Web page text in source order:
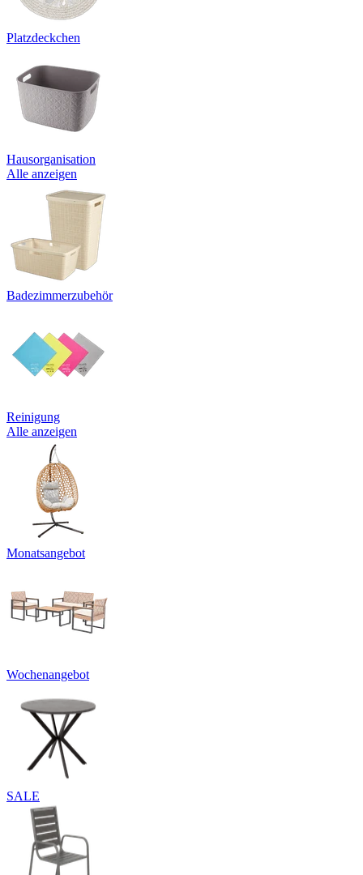
Platzdeckchen
Hausorganisation
Alle anzeigen
Badezimmerzubehör
Reinigung
Alle anzeigen
Monatsangebot
Wochenangebot
SALE